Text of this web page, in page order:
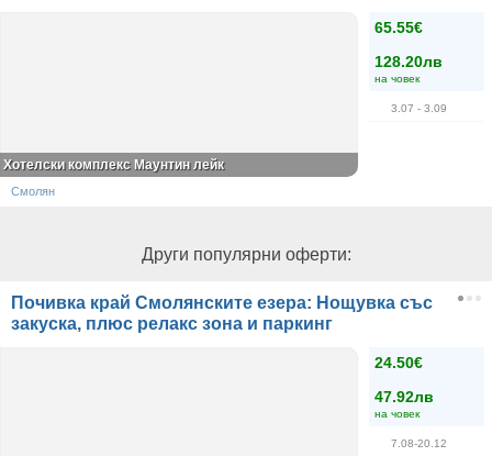
65.55€
128.20лв
на човек
3.07 - 3.09
Хотелски комплекс Маунтин лейк
Смолян
Други популярни оферти:
Почивка край Смолянските езера: Нощувка със
закуска, плюс релакс зона и паркинг
24.50€
47.92лв
на човек
7.08-20.12